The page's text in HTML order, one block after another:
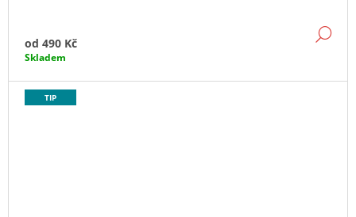
od 490 Kč
Skladem
TIP